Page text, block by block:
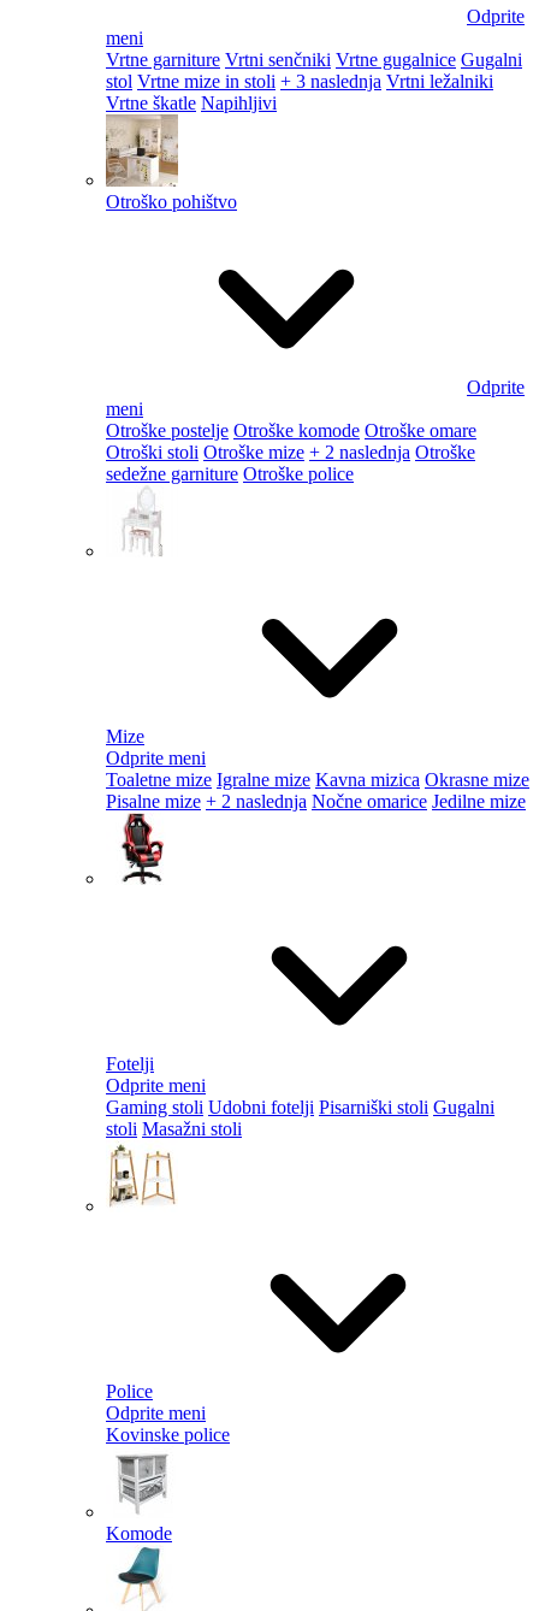
Odprite
meni
Vrtne garniture Vrtni senčniki Vrtne gugalnice Gugalni
stol Vrtne mize in stoli + 3 naslednja Vrtni ležalniki
Vrtne škatle Napihljivi
Otroško pohištvo
Odprite
meni
Otroške postelje Otroške komode Otroške omare
Otroški stoli Otroške mize + 2 naslednja Otroške
sedežne garniture Otroške police
Mize
Odprite meni
Toaletne mize Igralne mize Kavna mizica Okrasne mize
Pisalne mize + 2 naslednja Nočne omarice Jedilne mize
Fotelji
Odprite meni
Gaming stoli Udobni fotelji Pisarniški stoli Gugalni
stoli Masažni stoli
Police
Odprite meni
Kovinske police
Komode